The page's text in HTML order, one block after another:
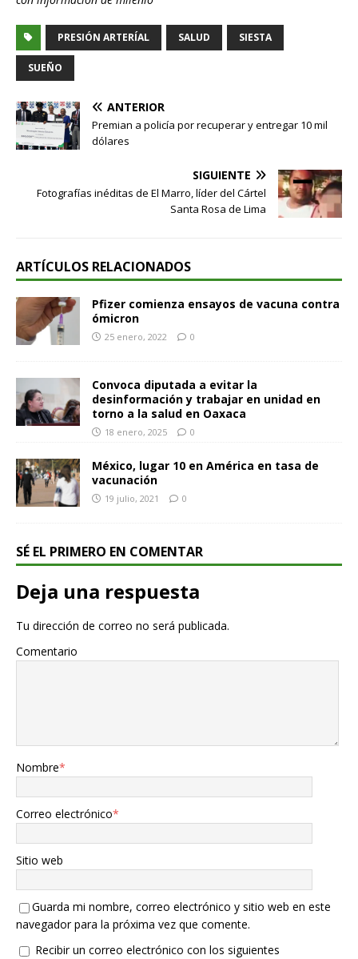
PRESIÓN ARTERÍAL SALUD SIESTA
SUEÑO
ANTERIOR
Premian a policía por recuperar y entregar 10 mil
dólares
SIGUIENTE
Fotografías inéditas de El Marro, líder del Cártel
Santa Rosa de Lima
ARTÍCULOS RELACIONADOS
Pfizer comienza ensayos de vacuna contra
ómicron
25 enero, 2022 0
Convoca diputada a evitar la
desinformación y trabajar en unidad en
torno a la salud en Oaxaca
18 enero, 2025 0
México, lugar 10 en América en tasa de
vacunación
19 julio, 2021 0
SÉ EL PRIMERO EN COMENTAR
Deja una respuesta
Tu dirección de correo no será publicada.
Comentario
Nombre*
Correo electrónico*
Sitio web
Guarda mi nombre, correo electrónico y sitio web en este
navegador para la próxima vez que comente.
Recibir un correo electrónico con los siguientes